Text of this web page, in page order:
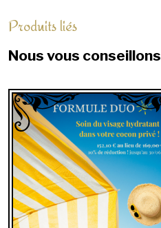
Produits liés
Nous vous conseillons